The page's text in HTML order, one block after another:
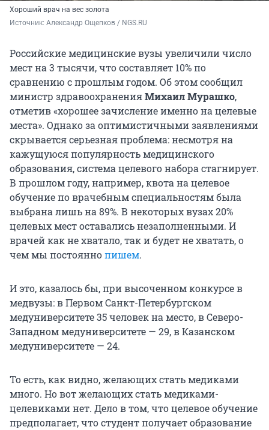
Хороший врач на вес золота
Источник: Александр Ощепков / NGS.RU
Российские медицинские вузы увеличили число
мест на 3 тысячи, что составляет 10% по
сравнению с прошлым годом. Об этом сообщил
министр здравоохраненияМихаил Мурашко,
отметив «хорошее зачисление именно на целевые
места». Однако за оптимистичными заявлениями
скрывается серьезная проблема: несмотря на
кажущуюся популярность медицинского
образования, система целевого набора стагнирует.
В прошлом году, например, квота на целевое
обучение по врачебным специальностям была
выбрана лишь на 89%. В некоторых вузах 20%
целевых мест оставались незаполненными. И
врачей как не хватало, так и будет не хватать, о
чем мы постояннопишем.
И это, казалось бы, при высоченном конкурсе в
медвузы: в Первом Санкт-Петербургском
медуниверситете 35 человек на место, в Северо-
Западном медуниверситете — 29, в Казанском
медуниверситете — 24.
То есть, как видно, желающих стать медиками
много. Но вот желающих стать медиками-
целевиками нет. Дело в том, что целевое обучение
предполагает, что студент получает образование